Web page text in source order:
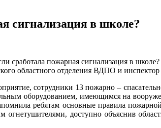
сигнализация в школе?
сработала пожарная сигнализация в
областного отделения ВДПО и
сотрудники 13 пожарно –
оборудованием, имеющимся на
ребятам основные правила
доступно объяснив